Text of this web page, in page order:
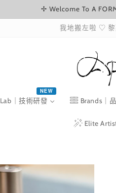
✢ Welcome To A
我地搬左啦 ♡ 黎
Lab｜技術研發
NEW
Brands｜
Elite